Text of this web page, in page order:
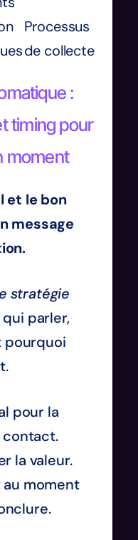
Processus
de collecte
:
timing pour
moment
et le bon
message
stratégie
parler,
pourquoi
pour la
la valeur.
moment